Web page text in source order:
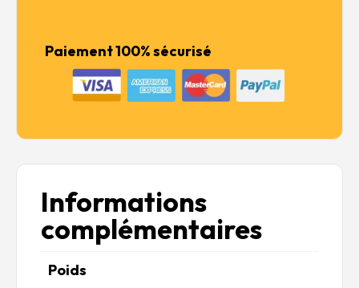
Paiement 100% sécurisé
Informations
complémentaires
Poids